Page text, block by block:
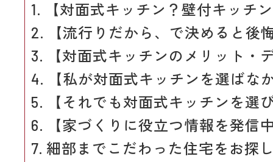
【対面式キッチン？壁付キッチ
【流行りだから、で決めると後
【対面式キッチンのメリット・
【私が対面式キッチンを選ばな
【それでも対面式キッチンを選
【家づくりに役立つ情報を発信
細部までこだわった住宅をお探